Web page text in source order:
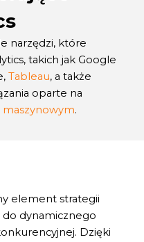
narzędzi, które
takich jak Google
Tableau, a także
oparte na
maszynowym.
element strategii
dynamicznego
Dzięki